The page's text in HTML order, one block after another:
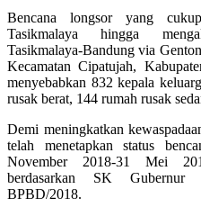
Bencana longsor yang
Tasikmalaya hingga
Tasikmalaya-Bandung via
Kecamatan Cipatujah,
menyebabkan 832 kepala
rusak berat, 144 rumah rusak
Demi meningkatkan
telah menetapkan status
November 2018-31 Mei
berdasarkan SK Gubernur
BPBD/2018.